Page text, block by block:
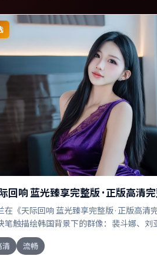
回响 蓝光臻享完整版 · 正版高清
在《天际回响 蓝光臻享完整版 · 正版高清
笔触描绘韩国背景下的群像：裴斗娜、刘
富。作为一部动漫作品，故事从日常裂缝
可逆转的结局；视听语言统一，情感落点
清 流畅